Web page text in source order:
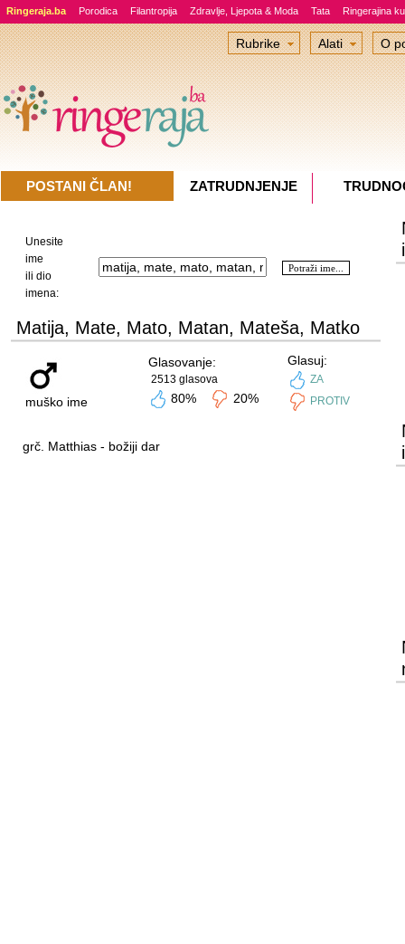
Ringeraja.ba Porodica Filantropija Zdravlje, Ljepota & Moda Tata Ringerajina
Unesite
ime
ili dio
imena:
Matija, Mate, Mato, Matan, Mateša, Matko
muško ime
Glasovanje:
2513 glasova
80% 20%
Glasuj:
ZA
PROTIV
grč. Matthias - božiji dar
Rubrike Alati O
POSTANI ČLAN! ZATRUDNJENJE